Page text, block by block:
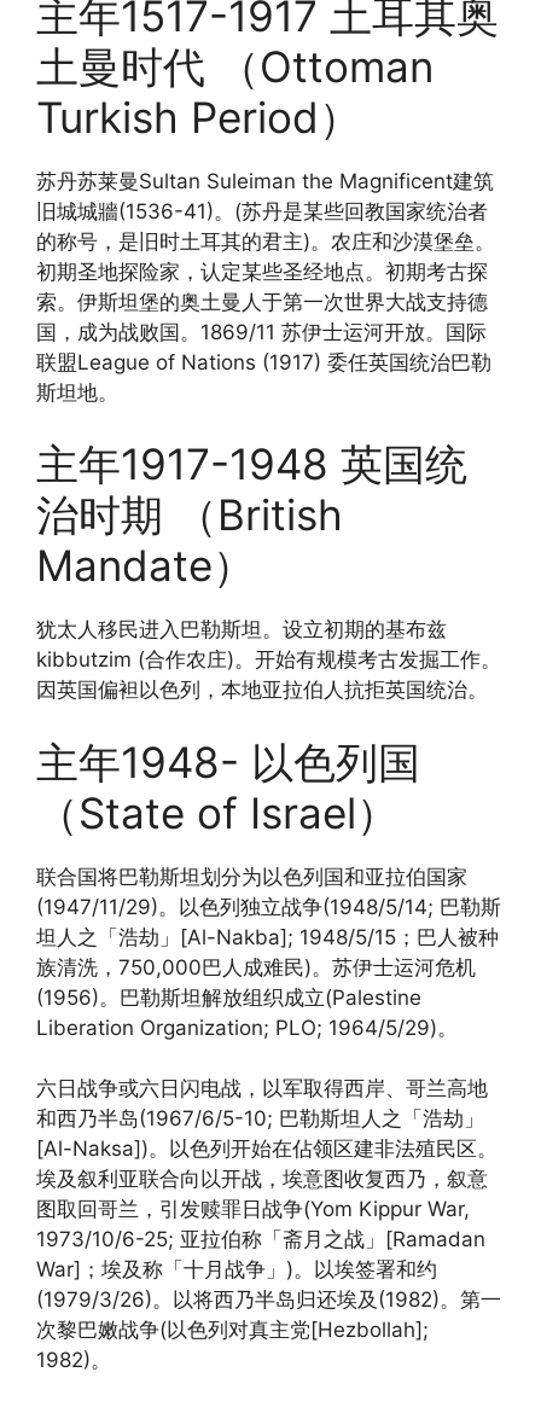
主年1517-1917 土耳其奥
土曼时代 （Ottoman
Turkish Period）
苏丹苏莱曼Sultan Suleiman the Magnificent建筑
旧城城牆(1536-41)。(苏丹是某些回教国家统治者
的称号，是旧时土耳其的君主)。农庄和沙漠堡垒。
初期圣地探险家，认定某些圣经地点。初期考古探
索。伊斯坦堡的奥土曼人于第一次世界大战支持德
国，成为战败国。1869/11 苏伊士运河开放。国际
联盟League of Nations (1917) 委任英国统治巴勒
斯坦地。
主年1917-1948 英国统
治时期 （British
Mandate）
犹太人移民进入巴勒斯坦。设立初期的基布兹
kibbutzim (合作农庄)。开始有规模考古发掘工作。
因英国偏袒以色列，本地亚拉伯人抗拒英国统治。
主年1948- 以色列国
（State of Israel）
联合国将巴勒斯坦划分为以色列国和亚拉伯国家
(1947/11/29)。以色列独立战争(1948/5/14; 巴勒斯
坦人之「浩劫」[Al-Nakba]; 1948/5/15；巴人被种
族清洗，750,000巴人成难民)。苏伊士运河危机
(1956)。巴勒斯坦解放组织成立(Palestine
Liberation Organization; PLO; 1964/5/29)。
六日战争或六日闪电战，以军取得西岸、哥兰高地
和西乃半岛(1967/6/5-10; 巴勒斯坦人之「浩劫」
[Al-Naksa])。以色列开始在佔领区建非法殖民区。
埃及叙利亚联合向以开战，埃意图收复西乃，叙意
图取回哥兰，引发赎罪日战争(Yom Kippur War,
1973/10/6-25; 亚拉伯称「斋月之战」[Ramadan
War]；埃及称「十月战争」)。以埃签署和约
(1979/3/26)。以将西乃半岛归还埃及(1982)。第一
次黎巴嫩战争(以色列对真主党[Hezbollah];
1982)。